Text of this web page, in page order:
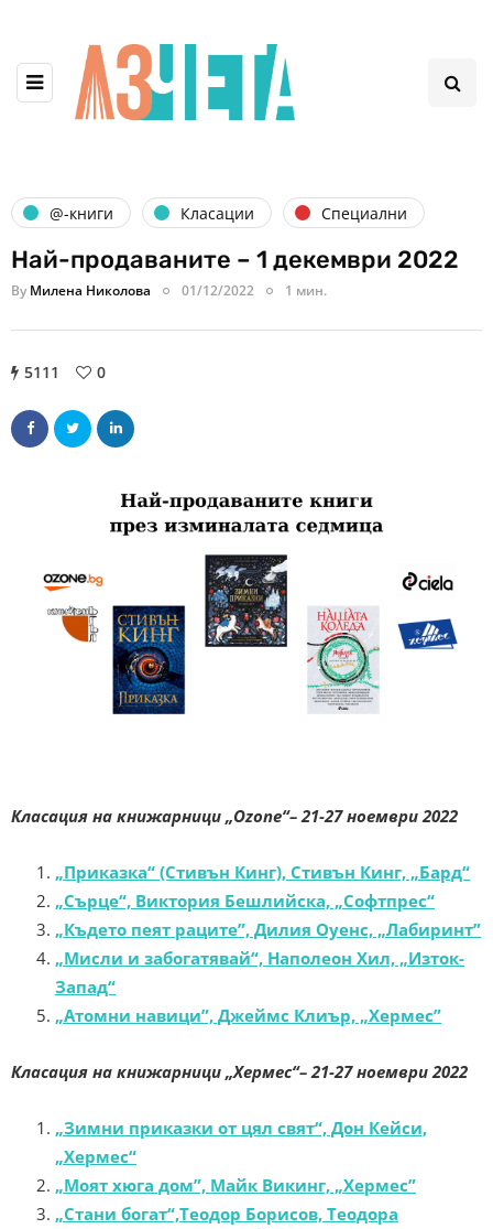
@-книги Класации Специални
Най-продаваните – 1 декември 2022
By Милена Николова 01/12/2022 1 мин.
5111 0
Класация на книжарници „Ozone“– 21-27 ноември 2022
„Приказка“ (Стивън Кинг), Стивън Кинг, „Бард“
„Сърце“, Виктория Бешлийска, „Софтпрес“
„Където пеят раците”, Дилия Оуенс, „Лабиринт”
„Мисли и забогатявай“, Наполеон Хил, „Изток-
Запад“
„Атомни навици”, Джеймс Клиър, „Хермес”
Класация на книжарници „Хермес“– 21-27 ноември 2022
„Зимни приказки от цял свят“, Дон Кейси,
„Хермес“
„Моят хюга дом”, Майк Викинг, „Хермес”
„Стани богат“,Теодор Борисов, Теодора